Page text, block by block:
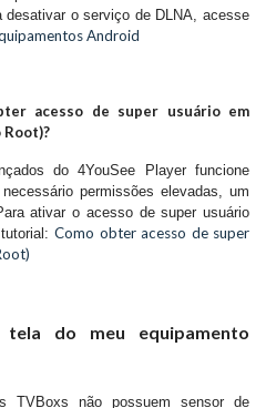
desativar o serviço de DLNA, acesse
Android
acesso de super usuário em
do 4YouSee Player funcione
permissões elevadas, um
ativar o acesso de super usuário
Como obter acesso de super
do meu equipamento
TVBoxs não possuem sensor de